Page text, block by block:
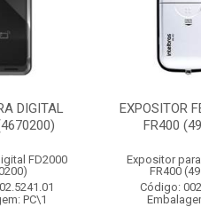
DIGITAL
FD2000
PC\1
EXPOSITOR
FR400
Expositor
FR400
Código: